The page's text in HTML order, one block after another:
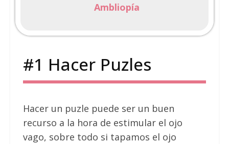
Ambliopía
#1 Hacer Puzles
Hacer un puzle puede ser un buen
recurso a la hora de estimular el ojo
vago, sobre todo si tapamos el ojo